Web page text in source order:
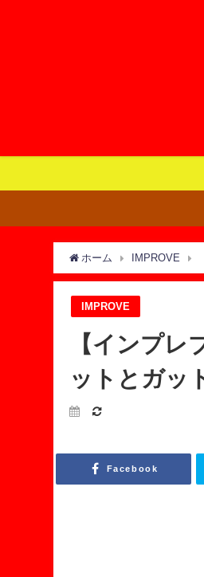
ホーム IMPROVE
IMPROVE
【インプ
ットとガッ
Facebook